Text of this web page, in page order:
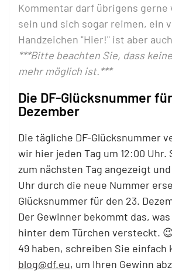
Kommentar darf übrigens gerne
sein und sich sogar reimen, ein
Handzeichen "Hier!" ist aber
***Bitte beachten Sie, dass
mehr möglich ist.***
Die DF-Glücksnummer
Dezember
Die tägliche DF-Glücksnummer
wir hier jeden Tag um 12:00 Uhr.
zum nächsten Tag angezeigt
Uhr durch die neue Nummer
Glücksnummer für den 23.
Der Gewinner bekommt das,
hinter dem Türchen versteckt.
49 haben, schreiben Sie einfach
blog@df.eu, um Ihren Gewinn